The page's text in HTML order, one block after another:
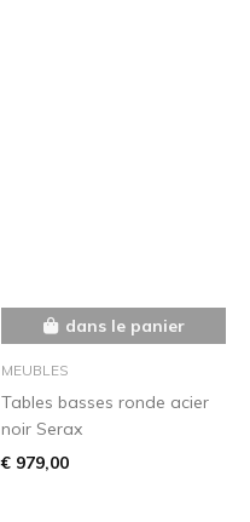
dans le panier
MEUBLES
Tables basses ronde acier
noir Serax
€ 979,00